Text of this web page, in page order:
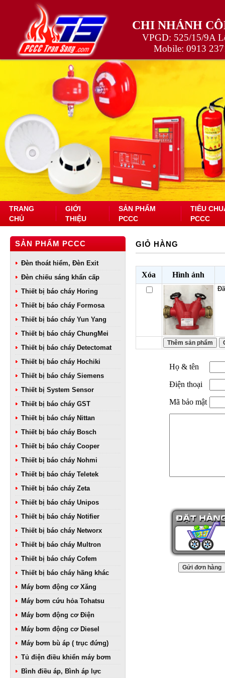
CHI NHÁNH
VPGD: 525/15/9A
Mobile: 0913
TRANG
CHỦ
GIỚI
THIỆU
SẢN PHẨM
PCCC
TIÊU
PCCC
SẢN PHẨM PCCC
Đèn thoát hiểm, Đèn Exit
Đèn chiếu sáng khẩn cấp
Thiết bị báo cháy Horing
Thiết bị báo cháy Formosa
Thiết bị báo cháy Yun Yang
Thiết bị báo cháy ChungMei
Thiết bị báo cháy Detectomat
Thiết bị báo cháy Hochiki
Thiết bị báo cháy Siemens
Thiết bị System Sensor
Thiết bị báo cháy GST
Thiết bị báo cháy Nittan
Thiết bị báo cháy Bosch
Thiết bị báo cháy Cooper
Thiết bị báo cháy Nohmi
Thiết bị báo cháy Teletek
Thiết bị báo cháy Zeta
Thiết bị báo cháy Unipos
Thiết bị báo cháy Notifier
Thiết bị báo cháy Networx
Thiết bị báo cháy Multron
Thiết bị báo cháy Cofem
Thiết bị báo cháy hãng khác
Máy bơm động cơ Xăng
Máy bơm cứu hỏa Tohatsu
Máy bơm động cơ Điện
Máy bơm động cơ Diesel
Máy bơm bù áp ( trục đứng)
Tủ điện điều khiển máy bơm
Bình điều áp, Bình áp lực
GIỎ HÀNG
Xóa Hình ảnh
Họ & tên
Điện thoại
Mã bảo mật